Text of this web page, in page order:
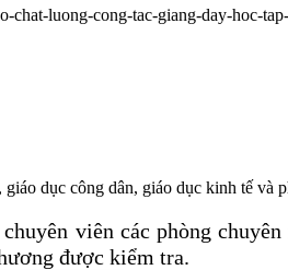
chat-luong-cong-tac-giang-day-hoc-
dục công dân, giáo dục kinh tế và
viên các phòng chuyên
được kiểm tra.